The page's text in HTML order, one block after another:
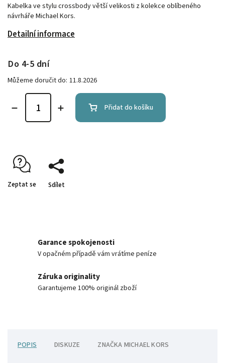
Kabelka ve stylu crossbody větší velikosti z kolekce oblíbeného
návrháře Michael Kors.
Detailní informace
Do 4-5 dní
Můžeme doručit do: 11.8.2026
Přidat do košíku
Zeptat se Sdílet
Garance spokojenosti
V opačném případě vám vrátíme peníze
Záruka originality
Garantujeme 100% originál zboží
POPIS DISKUZE ZNAČKA MICHAEL KORS